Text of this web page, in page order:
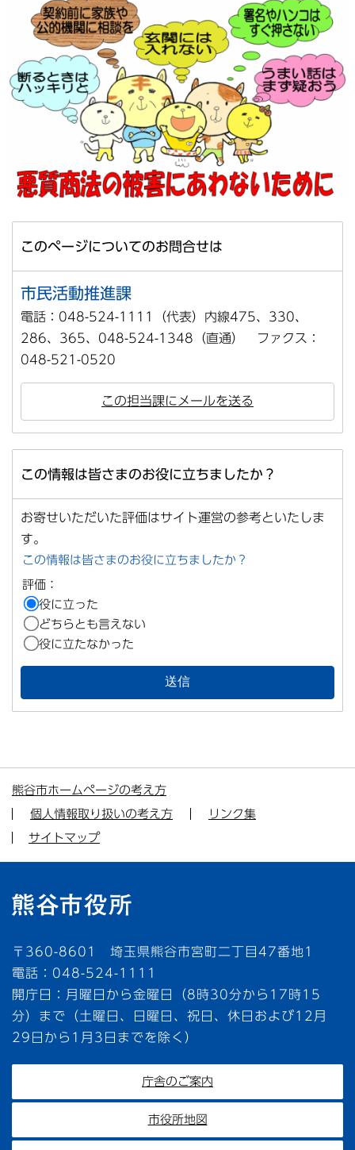
このページについてのお問合せは
市民活動推進課
電話：048-524-1111（代表）内線475、330、
286、365、048-524-1348（直通） ファクス：
048-521-0520
この担当課にメールを送る
この情報は皆さまのお役に立ちましたか？
お寄せいただいた評価はサイト運営の参考といたしま
す。
この情報は皆さまのお役に立ちましたか？
評価：
役に立った
どちらとも言えない
役に立たなかった
熊谷市ホームページの考え方
個人情報取り扱いの考え方
リンク集
サイトマップ
〒360-8601 埼玉県熊谷市宮町二丁目47番地1
電話：048-524-1111
開庁日：月曜日から金曜日（8時30分から17時15
分）まで（土曜日、日曜日、祝日、休日および12月
29日から1月3日までを除く）
庁舎のご案内
市役所地図